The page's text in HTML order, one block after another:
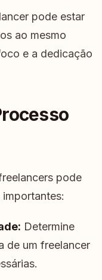
pode estar
ao mesmo
e a dedicação
pode
Determine
de um freelancer